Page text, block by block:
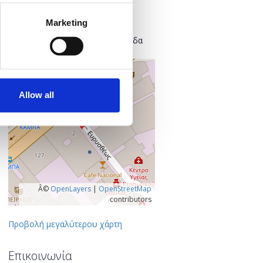
Marketing
Allow all
Found.ation
118 54 Αθήνα
Κεντρικός Τομέας Αθηνών, Ελλάδα
+
–
Â© OpenLayers| OpenStreetMap
contributors
Προβολή μεγαλύτερου χάρτη
Επικοινωνία